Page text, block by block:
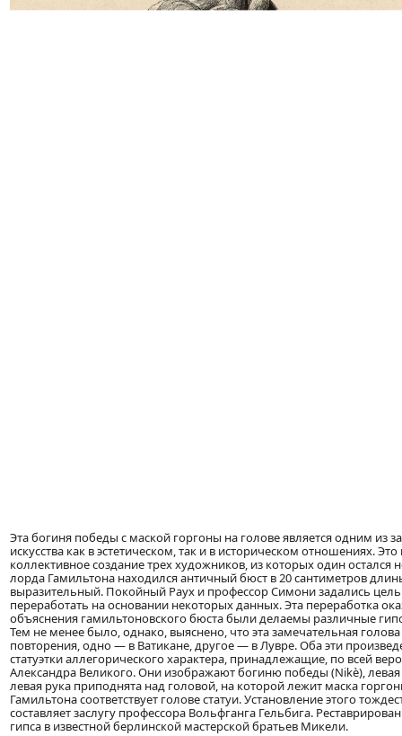
Эта богиня победы с маской горгоны на голове является одним из
искусства как в эстетическом, так и в историческом отношениях.
коллективное создание трех художников, из которых один остался
лорда Гамильтона находился античный бюст в 20 сантиметров
выразительный. Покойный Раух и профессор Симони задались
переработать на основании некоторых данных. Эта переработка
объяснения гамильтоновского бюста были делаемы различные
Тем не менее было, однако, выяснено, что эта замечательная
повторения, одно — в Ватикане, другое — в Лувре. Оба эти
статуэтки аллегорического характера, принадлежащие, по всей
Александра Великого. Они изображают богиню победы (Nikè),
левая рука приподнята над головой, на которой лежит маска
Гамильтона соответствует голове статуи. Установление этого
составляет заслугу профессора Вольфганга Гельбига.
гипса в известной берлинской мастерской братьев Микели.